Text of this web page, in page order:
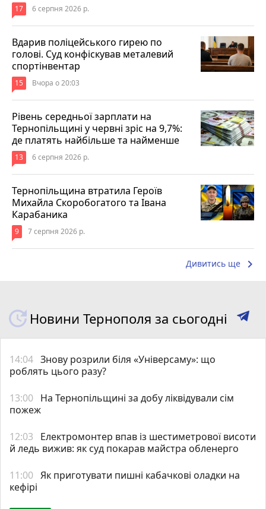
17 6 серпня 2026 р.
Вдарив поліцейського гирею по
голові. Суд конфіскував металевий
спортінвентар
15 Вчора о 20:03
Рівень середньої зарплати на
Тернопільщині у червні зріс на 9,7%:
де платять найбільше та найменше
13 6 серпня 2026 р.
Тернопільщина втратила Героїв
Михайла Скоробогатого та Івана
Карабаника
9 7 серпня 2026 р.
Дивитись ще keyboard_arrow_right
Новини Тернополя за сьогодні
14:04 Знову розрили біля «Універсаму»: що
роблять цього разу?
13:00 На Тернопільщині за добу ліквідували сім
пожеж
12:03
Електромонтер впав із шестиметрової висоти
й ледь вижив: як суд покарав майстра обленерго
11:00 Як приготувати пишні кабачкові оладки на
кефірі